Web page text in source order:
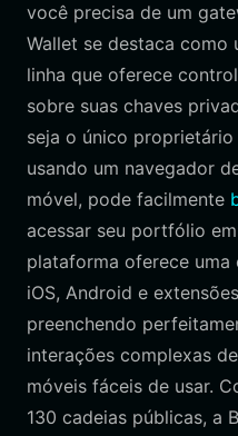
você precisa de um
Wallet se destaca como
linha que oferece
sobre suas chaves
seja o único
usando um navegador
móvel, pode facilmente
acessar seu portfólio
plataforma oferece uma
iOS, Android e
preenchendo
interações complexas
móveis fáceis de usar.
130 cadeias públicas, a